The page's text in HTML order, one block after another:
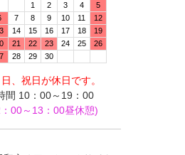
1
2 3 4
5
7 8 9 10 11
12
14 15 16 17 18
19
21 22 23 24 25
26
28 29 30
、祝日が休日です。
間 10：00～19：00
00～13：00昼休憩)